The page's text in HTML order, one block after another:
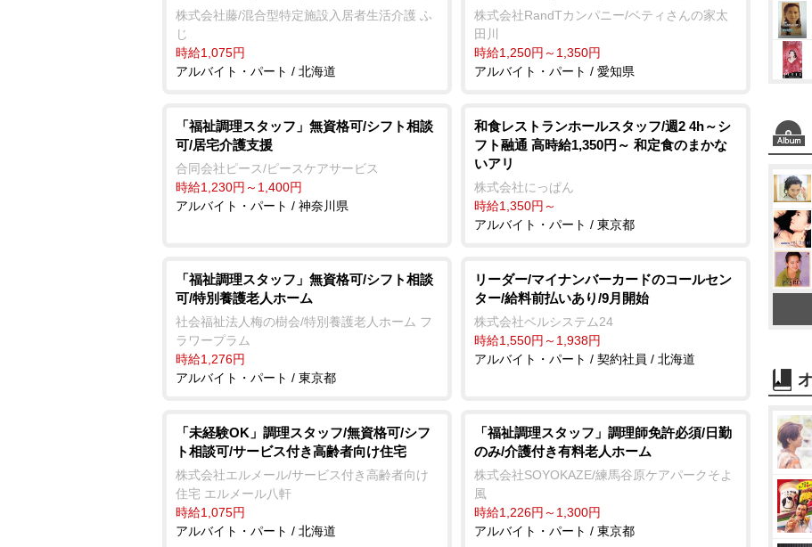
株式会社藤/混合型特定施設入居者生活介護 ふ
じ
時給1,075円
アルバイト・パート / 北海道
株式会社RandTカンパニー/ベティさんの家太
田川
時給1,250円～1,350円
アルバイト・パート / 愛知県
「福祉調理スタッフ」無資格可/シフト相談
可/居宅介護支援
合同会社ピース/ピースケアサービス
時給1,230円～1,400円
アルバイト・パート / 神奈川県
和食レストランホールスタッフ/週2 4h～シ
フト融通 高時給1,350円～ 和定食のまかな
いアリ
株式会社にっぱん
時給1,350円～
アルバイト・パート / 東京都
「福祉調理スタッフ」無資格可/シフト相談
可/特別養護老人ホーム
社会福祉法人梅の樹会/特別養護老人ホーム フ
ラワープラム
時給1,276円
アルバイト・パート / 東京都
リーダー/マイナンバーカードのコールセン
ター/給料前払いあり/9月開始
株式会社ベルシステム24
時給1,550円～1,938円
アルバイト・パート / 契約社員 / 北海道
「未経験OK」調理スタッフ/無資格可/シフ
ト相談可/サービス付き高齢者向け住宅
株式会社エルメール/サービス付き高齢者向け
住宅 エルメール八軒
時給1,075円
アルバイト・パート / 北海道
「福祉調理スタッフ」調理師免許必須/日勤
のみ/介護付き有料老人ホーム
株式会社SOYOKAZE/練馬谷原ケアパークそよ
風
時給1,226円～1,300円
アルバイト・パート / 東京都